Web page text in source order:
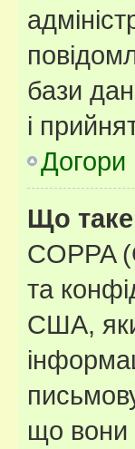
бази
і
Догори
Що
COPPA
та
США,
що вони